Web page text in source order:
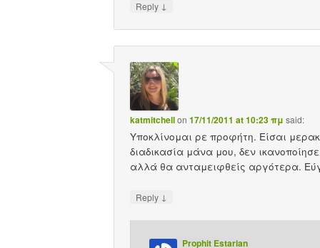
Reply ↓
katmitchellon 17/11/2011 at 10:23 πμ said:
Υποκλίνομαι ρε προφήτη. Είσαι
διαδικασία μάνα μου, δεν
αλλά θα ανταμειφθείς αργότερα.
Reply ↓
Prophit Estarian